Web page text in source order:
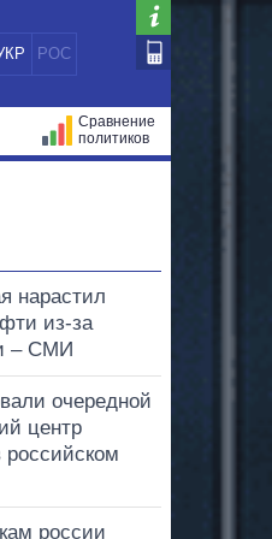
РОС
Сравнение
политиков
нарастил
из-за
– СМИ
очередной
центр
россии